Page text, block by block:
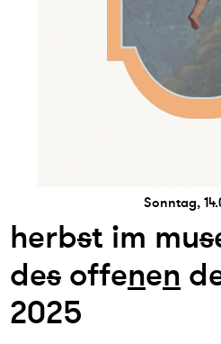
Sonntag,
herbst im mus
desoffenen
2025